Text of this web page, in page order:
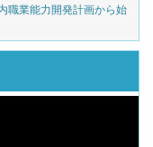
職業能力開発計画から始